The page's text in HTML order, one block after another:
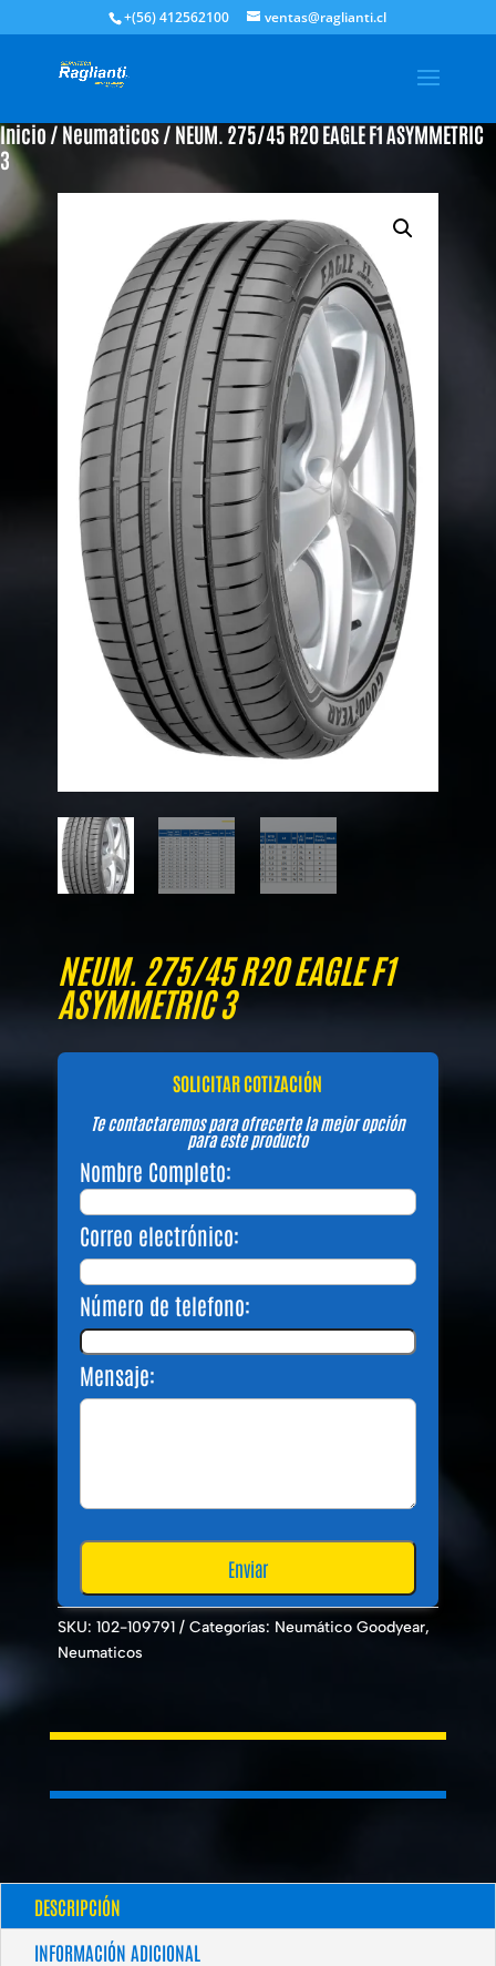
+(56) 412562100 ventas@raglianti.cl
Inicio / Neumaticos/ NEUM. 275/45 R20 EAGLE F1 ASYMMETRIC
3
NEUM. 275/45 R20 EAGLE F1
ASYMMETRIC 3
SOLICITAR COTIZACIÓN
Te contactaremos para ofrecerte la mejor opción
para este producto
Nombre Completo:
Correo electrónico:
Número de telefono:
Mensaje:
SKU: 102-109791 Categorías: Neumático Goodyear,
Neumaticos
DESCRIPCIÓN
INFORMACIÓN ADICIONAL